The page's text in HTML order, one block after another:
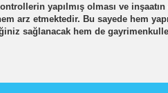
yapılmış olması ve
arz etmektedir. Bu sayede hem
sağlanacak hem de